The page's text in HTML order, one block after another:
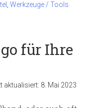
,Werkzeuge / Tools
für Ihre
aktualisiert: 8. Mai 2023